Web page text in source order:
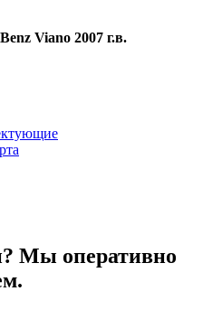
Viano 2007 г.в.
Мы оперативно